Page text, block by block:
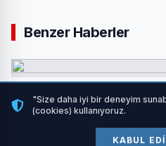
Benzer Haberler
Evden Eve Nakliyat
03 Temmuz 2026
"Size daha iyi bir deneyim
(cookies) kullanıyoruz.
KABUL